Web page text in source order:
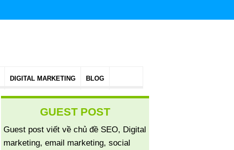
DIGITAL MARKETING BLOG
GUEST POST
Guest post viết về chủ đề SEO, Digital
marketing, email marketing, social